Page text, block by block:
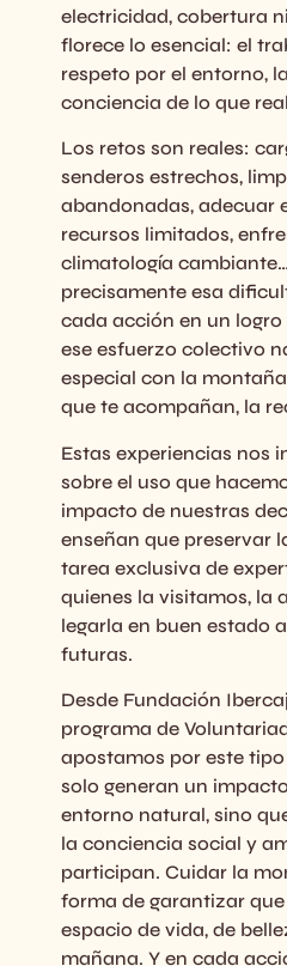
electricidad, cobertura
florece lo esencial: el
respeto por el entorno,
conciencia de lo que
Los retos son reales:
senderos estrechos,
abandonadas, adecuar
recursos limitados,
climatología
precisamente esa
cada acción en un
ese esfuerzo colectivo
especial con la
que te acompañan, la
Estas experiencias nos
sobre el uso que
impacto de nuestras
enseñan que preservar
tarea exclusiva de
quienes la visitamos, la
legarla en buen estado
futuras.
Desde Fundación
programa de
apostamos por este
solo generan un
entorno natural, sino
la conciencia social y
participan. Cuidar la
forma de garantizar
espacio de vida, de
mañana. Y en cada